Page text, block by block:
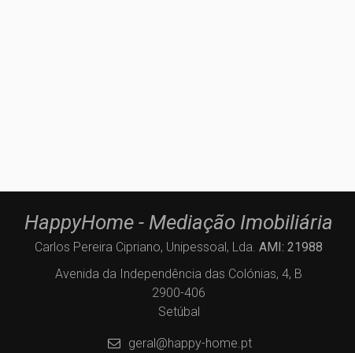
HappyHome - Mediação Imobiliária
Carlos Pereira Cipriano, Unipessoal, Lda. AMI: 21988
Avenida da Independência das Colónias, 4, B
2900-406
Setúbal
geral@happy-home.pt